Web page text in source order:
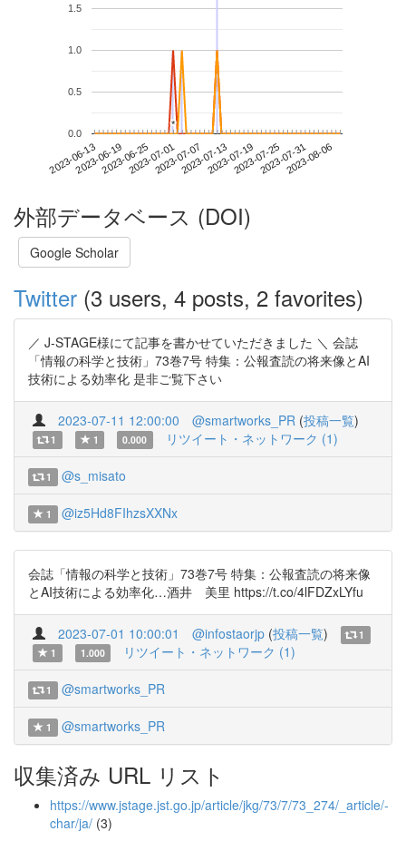
2023-06-132023-06-192023-06-252023-07-012023-07-072023-07-132023-07-192023-07-252023-07-312023-08-06
0.0
0.5
1.0
1.5
*
*
外部データベース (DOI)
Google Scholar
Twitter (3 users, 4 posts, 2 favorites)
／ J-STAGE様にて記事を書かせていただきました ＼ 会誌
「情報の科学と技術」73巻7号 特集：公報査読の将来像とAI
技術による効率化 是非ご覧下さい
2023-07-11 12:00:00 @smartworks_PR (投稿一覧)
1 1 0.000 リツイート・ネットワーク (1)
1 @s_misato
1 @iz5Hd8FIhzsXXNx
会誌「情報の科学と技術」73巻7号 特集：公報査読の将来像
とAI技術による効率化…酒井 美里 https://t.co/4lFDZxLYfu
2023-07-01 10:00:01 @infostaorjp (投稿一覧)
1
1
1.000 リツイート・ネットワーク (1)
1 @smartworks_PR
1 @smartworks_PR
収集済み URL リスト
https://www.jstage.jst.go.jp/article/jkg/73/7/73_274/_article/-
char/ja/ (3)